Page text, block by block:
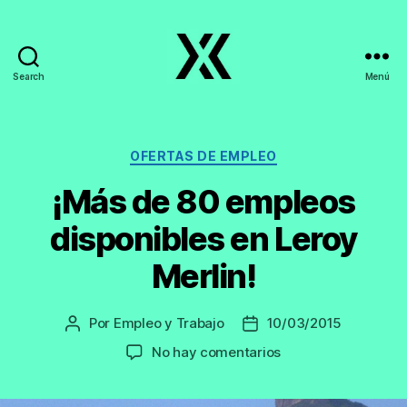
Search Menú
Categorías
OFERTAS DE EMPLEO
¡Más de 80 empleos
disponibles en Leroy
Merlin!
Autor
Por Empleo y Trabajo
Fecha
de
10/03/2015
No hay comentariosen